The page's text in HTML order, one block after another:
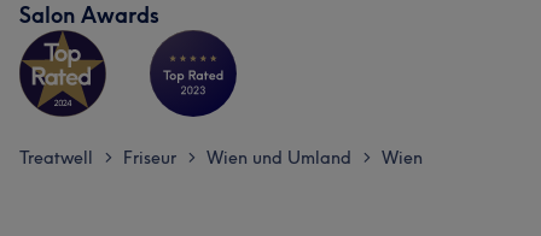
Salon Awards
Treatwell > Friseur > Wien und Umland > Wien